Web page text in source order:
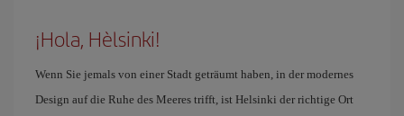
¡Hola, Hèlsinki!
Wenn Sie jemals von einer Stadt geträumt haben, in der modernes
Design auf die Ruhe des Meeres trifft, ist Helsinki der richtige Ort